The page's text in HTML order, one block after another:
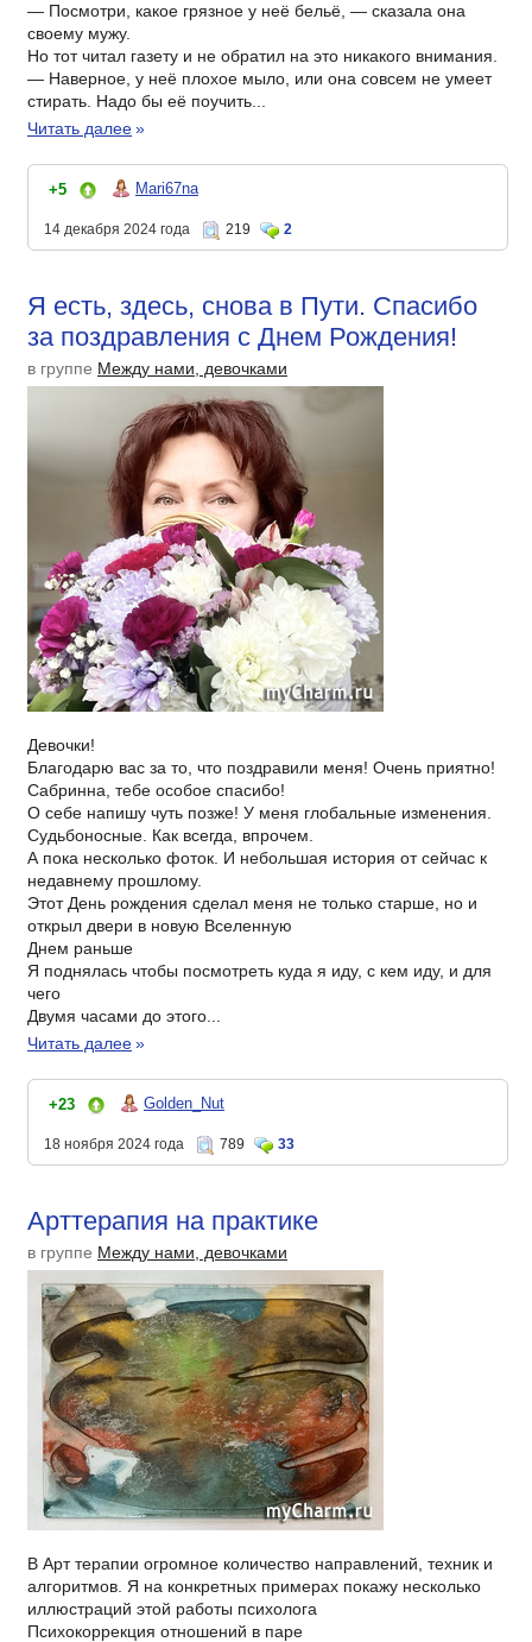
— Посмотри, какое грязное у неё бельё, — сказала она
своему мужу.
Но тот читал газету и не обратил на это никакого внимания.
— Наверное, у неё плохое мыло, или она совсем не умеет
стирать. Надо бы её поучить...
Читать далее»
+5 Mari67na
14 декабря 2024 года 219 2
Я есть, здесь, снова в Пути. Спасибо
за поздравления с Днем Рождения!
в группе Между нами, девочками
Девочки!
Благодарю вас за то, что поздравили меня! Очень приятно!
Сабринна, тебе особое спасибо!
О себе напишу чуть позже! У меня глобальные изменения.
Судьбоносные. Как всегда, впрочем.
А пока несколько фоток. И небольшая история от сейчас к
недавнему прошлому.
Этот День рождения сделал меня не только старше, но и
открыл двери в новую Вселенную
Днем раньше
Я поднялась чтобы посмотреть куда я иду, с кем иду, и для
чего
Двумя часами до этого...
Читать далее»
+23 Golden_Nut
18 ноября 2024 года 789 33
Арттерапия на практике
в группе Между нами, девочками
В Арт терапии огромное количество направлений, техник и
алгоритмов. Я на конкретных примерах покажу несколько
иллюстраций этой работы психолога
Психокоррекция отношений в паре